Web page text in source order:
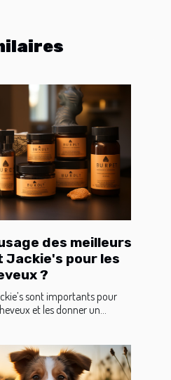
des meilleurs
pour les
?
sont importants pour
et les donner un...